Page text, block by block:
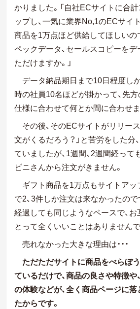
かりました。「自社ECサイトに合
ップし、一気に業界No,1のECサイ
商品を1万点ほど供給してほしいの
ペックデータ、セールスコピーを
ただけますか。」
データ納品期日まで10日程度し
時の社員10名ほどが掛かって、先
仕様に合わせて何とか間に合わせま
その後、そのECサイトがリリー
文がくるだろう？」と苦労をした分
ていましたが、1週間、2週間経っ
ビニさんから注文がきません。
ギフト商品を1万点もサイトアッ
で2、3件しか注文は来なかったの
経過しても同じようなペースで、
とって全くいいことはありませんで
売れなかった大きな理由は・・・
ただただサイトに商品をべらぼ
ているだけで、商品の良さや特徴や
の体験などが、全く商品ページに
たからです。